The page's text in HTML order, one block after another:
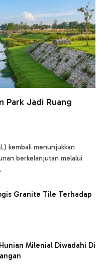
Park Jadi Ruang
kembali menunjukkan
berkelanjutan melalui
Granite Tile Terhadap
Milenial Diwadahi Di